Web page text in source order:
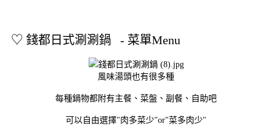
♡ 錢都日式涮涮鍋 - 菜單Menu
風味湯頭也有很多種
每種鍋物都附有主餐、菜盤、副餐、自助吧
可以自由選擇"肉多菜少"or"菜多肉少"